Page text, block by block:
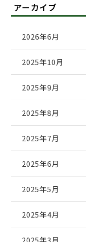
アーカイブ
2026年6月
2025年10月
2025年9月
2025年8月
2025年7月
2025年6月
2025年5月
2025年4月
2025年3月